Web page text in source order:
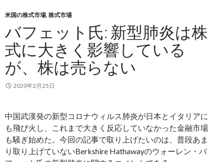
キ
プ
米国の株式市場, 株式市場
バフェット氏: 新型肺炎は株
式に大きく影響している
が、株は売らない
2020年2月25日
中国武漢発の新型コロナウィルス肺炎が日本とイタリアに
も飛び火し、これまで大きく反応していなかった金融市場
も騒ぎ始めた。今回の記事で取り上げたいのは、普段あま
り取り上げていないBerkshire Hathawayのウォーレン・バ